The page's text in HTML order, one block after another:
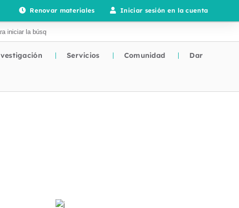
Renovar materiales Iniciar sesión en la cuenta
Servicios Comunidad Dar